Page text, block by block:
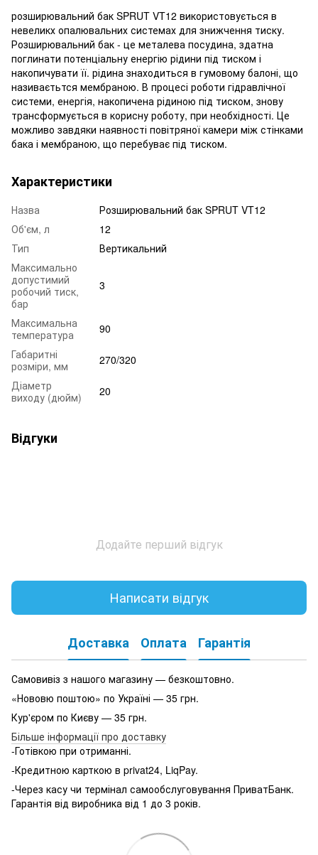
розширювальний бак SPRUT VT12 використовується в
невеликх опалювальних системах для знижчення тиску.
Розширювальний бак - це металева посудина, здатна
поглинати потенціальну енергію рідини під тиском і
накопичувати її. рідина знаходиться в гумовому балоні, що
називаєтьтся мембраною. В процесі роботи гідравлічної
системи, енергія, накопичена рідиною під тиском, знову
трансформується в корисну роботу, при необхідності. Це
можливо завдяки наявності повітряної камери між стінками
бака і мембраною, що перебуває під тиском.
Характеристики
Назва
Розширювальний бак SPRUT VT12
Об'єм, л
12
Тип
Вертикальний
Максимально
допустимий
робочий тиск,
бар
3
Максимальна
температура
90
Габаритні
розміри, мм
270/320
Діаметр
виходу (дюйм)
20
Відгуки
Додайте перший відгук
Написати відгук
Доставка Оплата Гарантія
Самовивіз з нашого магазину — безкоштовно.
«Нововю поштою» по Україні — 35 грн.
Кур'єром по Києву — 35 грн.
Більше інформації про доставку
-Готівкою при отриманні.
-Кредитною карткою в privat24, LiqPay.
-Через касу чи термінал самообслуговування ПриватБанк.
Гарантія від виробника від 1 до 3 років.